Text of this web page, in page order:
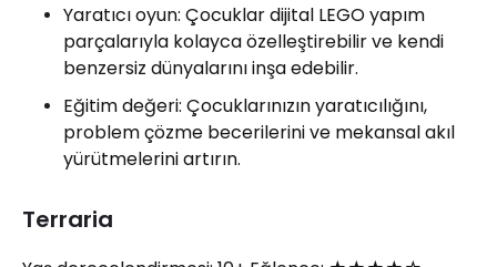
Yaratıcı oyun: Çocuklar dijital LEGO yapım
parçalarıyla kolayca özelleştirebilir ve kendi
benzersiz dünyalarını inşa edebilir.
Eğitim değeri: Çocuklarınızın yaratıcılığını,
problem çözme becerilerini ve mekansal akıl
yürütmelerini artırın.
Terraria